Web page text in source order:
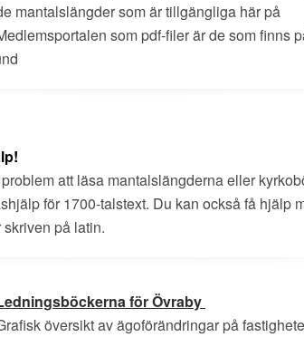
mantalslängder som är tillgängliga här på
som pdf-filer är de som finns
att läsa mantalslängderna eller
för 1700-talstext. Du kan också få hjälp
på latin.
för Övraby
översikt av ägoförändringar på